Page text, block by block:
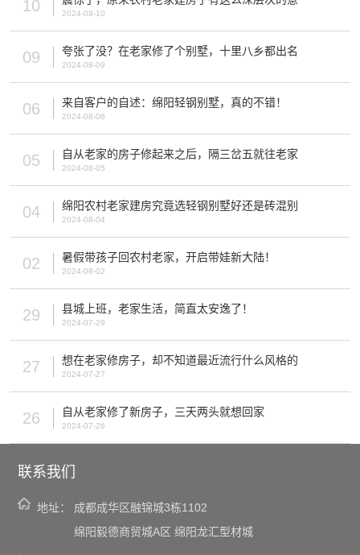
10 2024-08-10
09 夸张了没？在老家修了个别墅，十里八乡都出名
2024-08-09
06 来自客户的自述：绵阳轻钢别墅，真的不错！
2024-08-06
05 自从老家的房子修起来之后，隔三岔五就往老家
2024-08-05
04 绵阳农村老家建房究竟选轻钢别墅好还是砖混别
2024-08-04
02 暑假带孩子回农村老家，开启带娃新大陆！
2024-08-02
29 县城上班，老家生活，简直太安逸了！
2024-07-29
27 想在老家修房子，却不知道最近流行什么风格的
2024-07-27
26 自从老家修了新房子，三天两头就想回家
2024-07-26
联系我们
地址：
成都成华区融锦城3栋1102
绵阳毅德商贸城A区 绵阳龙汇型材城